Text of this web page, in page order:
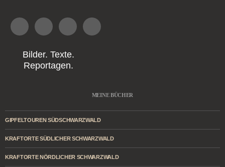
Bilder. Texte.
Reportagen.
MEINE BÜCHER
GIPFELTOUREN SÜDSCHWARZWALD
KRAFTORTE SÜDLICHER SCHWARZWALD
KRAFTORTE NÖRDLICHER SCHWARZWALD